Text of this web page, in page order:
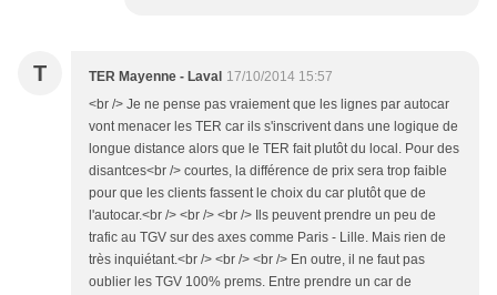
T TER Mayenne - Laval 17/10/2014 15:57
<br /> Je ne pense pas vraiement que les lignes par autocar
vont menacer les TER car ils s'inscrivent dans une logique de
longue distance alors que le TER fait plutôt du local. Pour des
disantces<br /> courtes, la différence de prix sera trop faible
pour que les clients fassent le choix du car plutôt que de
l'autocar.<br /> <br /> <br /> Ils peuvent prendre un peu de
trafic au TGV sur des axes comme Paris - Lille. Mais rien de
très inquiétant.<br /> <br /> <br /> En outre, il ne faut pas
oublier les TGV 100% prems. Entre prendre un car de